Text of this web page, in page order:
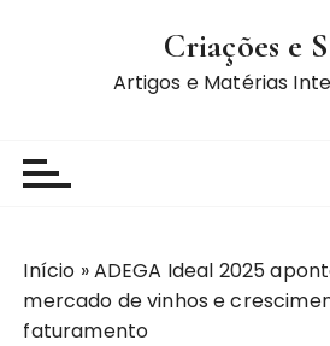
Criações e
Artigos e Matérias
Início »ADEGA Ideal 2025
mercado de vinhos e
faturamento